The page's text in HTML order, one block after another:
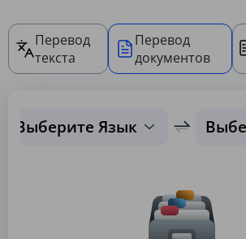
Перевод
текста
Перевод
документов
Выберите Язык